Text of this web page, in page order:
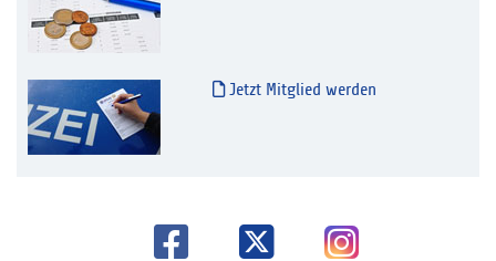
Jetzt Mitglied werden